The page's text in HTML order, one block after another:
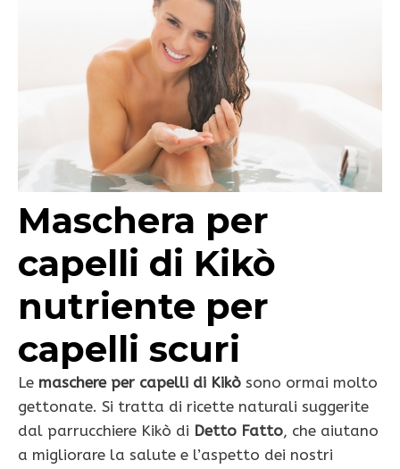
Maschera per
capelli di Kikò
nutriente per
capelli scuri
Le maschere per capelli di Kikò sono ormai molto
gettonate. Si tratta di ricette naturali suggerite
dal parrucchiere Kikò di Detto Fatto, che aiutano
a migliorare la salute e l’aspetto dei nostri